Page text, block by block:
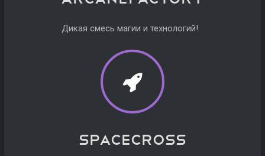
Дикая смесь магии и технологий!
Spacecross